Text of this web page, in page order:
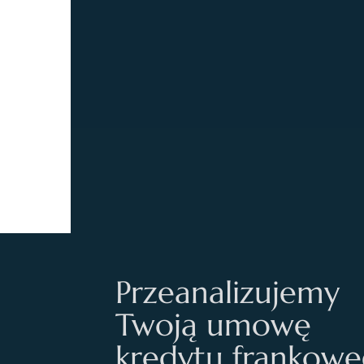
Przeanalizujemy
Twoją umowę